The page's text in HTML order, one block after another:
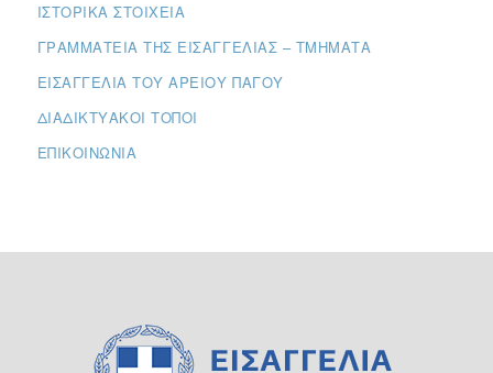
ΙΣΤΟΡΙΚΆ ΣΤΟΙΧΕΊΑ
ΓΡΑΜΜΑΤΕΊΑ ΤΗΣ ΕΙΣΑΓΓΕΛΊΑΣ – ΤΜΉΜΑΤΑ
ΕΙΣΑΓΓΕΛΊΑ ΤΟΥ ΑΡΕΊΟΥ ΠΆΓΟΥ
ΔΙΑΔΙΚΤΥΑΚΟΊ ΤΌΠΟΙ
ΕΠΙΚΟΙΝΩΝΊΑ